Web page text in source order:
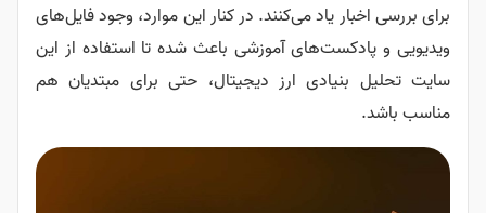
یاد می‌کنند. در کنار این موارد، وجود فایل‌های
آموزشی باعث شده تا استفاده از این
ارز دیجیتال، حتی برای مبتدیان هم